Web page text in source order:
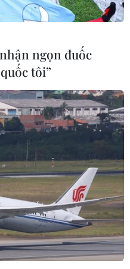
Cầu-
tiến độ
Long
cú
thoát
Tuân
ngọn đuốc
tôi”